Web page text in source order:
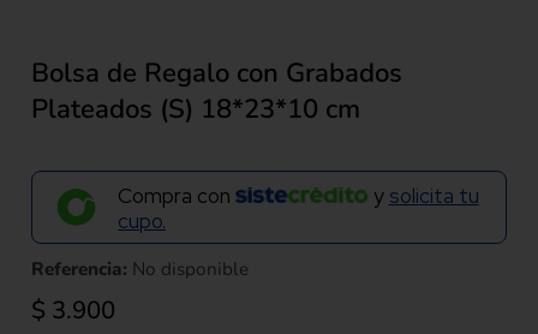
Bolsa de Regalo con Grabados
Plateados (S) 18*23*10 cm
Compra con y solicita tu
cupo.
Referencia: No disponible
$ 3.900